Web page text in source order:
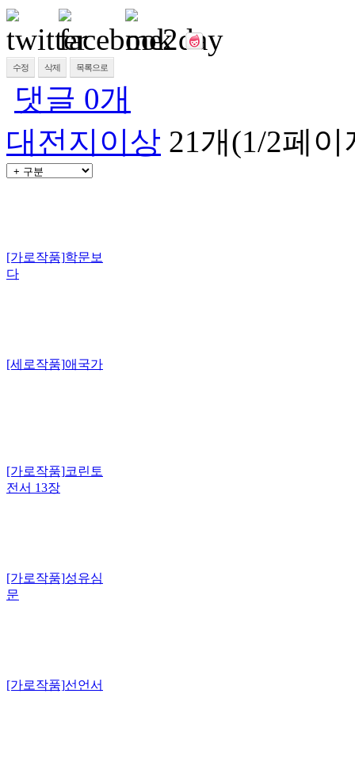
수정 삭제 목록으로
댓글 0개
대전지이상 21개(1/2페이
[가로작품]학문보
다
[세로작품]애국가
[가로작품]코린토
전서 13장
[가로작품]성유심
문
[가로작품]선언서